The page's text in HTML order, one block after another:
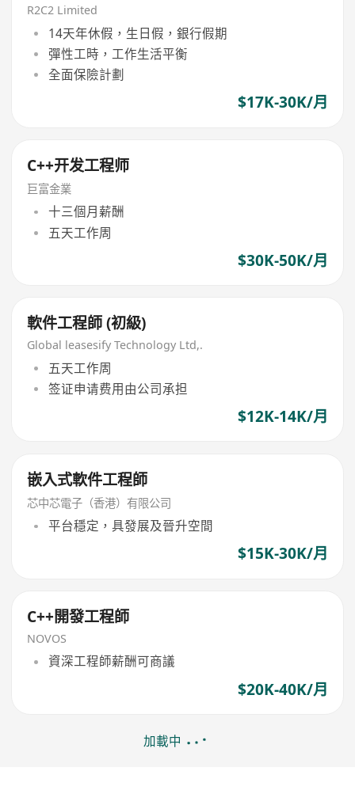
R2C2 Limited
14天年休假，生日假，銀行假期
彈性工時，工作生活平衡
全面保險計劃
$17K-30K/月
C++开发工程师
巨富金業
十三個月薪酬
五天工作周
$30K-50K/月
軟件工程師 (初級)
Global leasesify Technology Ltd,.
五天工作周
签证申请费用由公司承担
$12K-14K/月
嵌入式軟件工程師
芯中芯電子（香港）有限公司
平台穩定，具發展及晉升空間
$15K-30K/月
C++開發工程師
NOVOS
資深工程師薪酬可商議
$20K-40K/月
加載中